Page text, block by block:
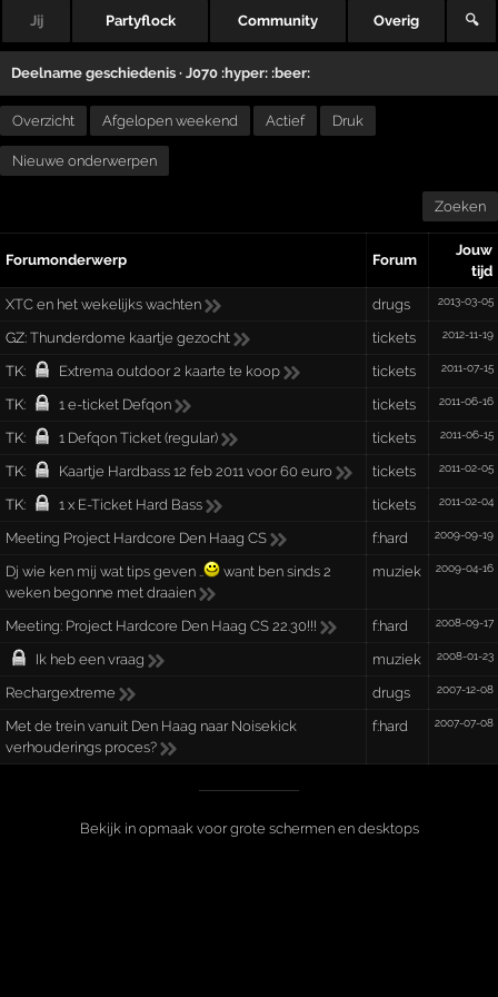
Jij Partyflock Community Overig 🔍
Deelname geschiedenis ·J070 :hyper: :beer:
Overzicht Afgelopen weekend Actief Druk
Nieuwe onderwerpen
Zoeken
Forumonderwerp Forum
Jouw
tijd
XTC en het wekelijks wachten
drugs 2013-03-05
GZ:Thunderdome kaartje gezocht tickets 2012-11-19
TK: Extrema outdoor 2 kaarte te koop tickets 2011-07-15
TK: 1 e-ticket Defqon tickets 2011-06-16
TK: 1 Defqon Ticket (regular) tickets 2011-06-15
TK: Kaartje Hardbass 12 feb 2011 voor 60 euro tickets 2011-02-05
TK: 1 x E-Ticket Hard Bass tickets 2011-02-04
Meeting Project Hardcore Den Haag CS f:hard 2009-09-19
Dj wie ken mij wat tips geven ..
want ben sinds 2
weken begonne met draaien
muziek 2009-04-16
Meeting: Project Hardcore Den Haag CS 22.30!!! f:hard 2008-09-17
Ik heb een vraag muziek 2008-01-23
Rechargextreme drugs 2007-12-08
Met de trein vanuit Den Haag naar Noisekick
verhouderings proces?
f:hard 2007-07-08
Bekijk in opmaak voor grote schermen en desktops